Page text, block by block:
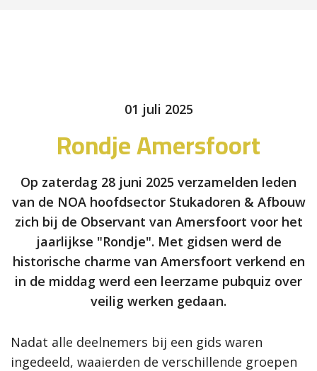
01 juli 2025
Rondje Amersfoort
Op zaterdag 28 juni 2025 verzamelden leden
van de NOA hoofdsector Stukadoren & Afbouw
zich bij de Observant van Amersfoort voor het
jaarlijkse "Rondje". Met gidsen werd de
historische charme van Amersfoort verkend en
in de middag werd een leerzame pubquiz over
veilig werken gedaan.
Nadat alle deelnemers bij een gids waren
ingedeeld, waaierden de verschillende groepen